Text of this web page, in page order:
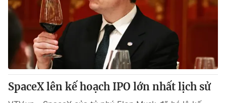
SpaceX lên kế hoạch IPO lớn nhất lịch sử